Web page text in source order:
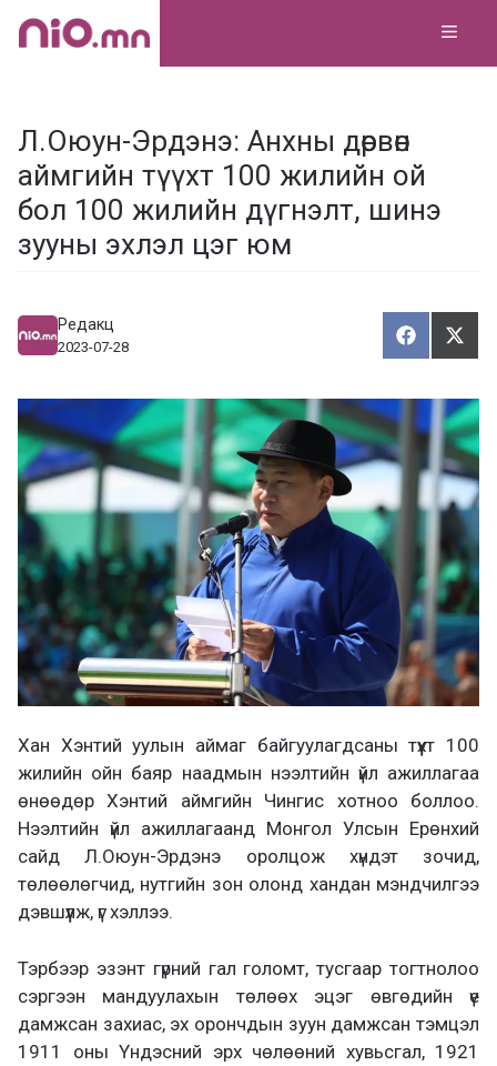
Skip
Л.Оюун-Эрдэнэ: Анхны дөрвөн
аймгийн түүхт 100 жилийн ой
бол 100 жилийн дүгнэлт, шинэ
зууны эхлэл цэг юм
Редакц
2023-07-28
Х
у
а
л
ц
а
Т
э
э
х
Хан Хэнтий уулын аймаг байгуулагдсаны түүхт 100
жилийн ойн баяр наадмын нээлтийн үйл ажиллагаа
өнөөдөр Хэнтий аймгийн Чингис хотноо боллоо.
Нээлтийн үйл ажиллагаанд Монгол Улсын Ерөнхий
сайд Л.Оюун-Эрдэнэ оролцож хүндэт зочид,
төлөөлөгчид, нутгийн зон олонд хандан мэндчилгээ
дэвшүүлж, үг хэллээ.
Тэрбээр эзэнт гүрний гал голомт, тусгаар тогтнолоо
сэргээн мандуулахын төлөөх эцэг өвгөдийн үе
дамжсан захиас, эх орончдын зуун дамжсан тэмцэл
1911 оны Үндэсний эрх чөлөөний хувьсгал, 1921